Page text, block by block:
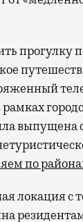
прогулку
рамках
выпущена
по
локация с